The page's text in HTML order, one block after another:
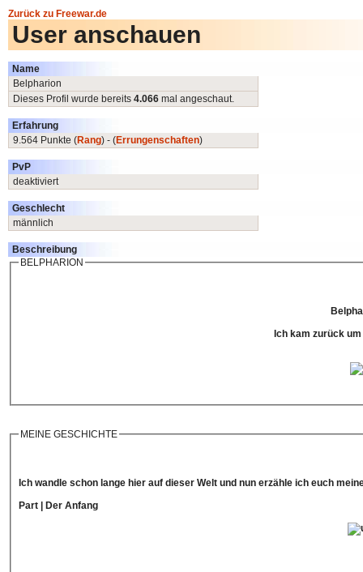
Zurück zu Freewar.de
User anschauen
Name
Belpharion
Dieses Profil wurde bereits 4.066 mal angeschaut.
Erfahrung
9.564 Punkte (Rang) - (Errungenschaften)
PvP
deaktiviert
Geschlecht
männlich
Beschreibung
BELPHARION
Ich kam zurück
MEINE GESCHICHTE
Ich wandle schon lange hier auf dieser Welt und nun erzähle ich euch
Part | Der Anfang